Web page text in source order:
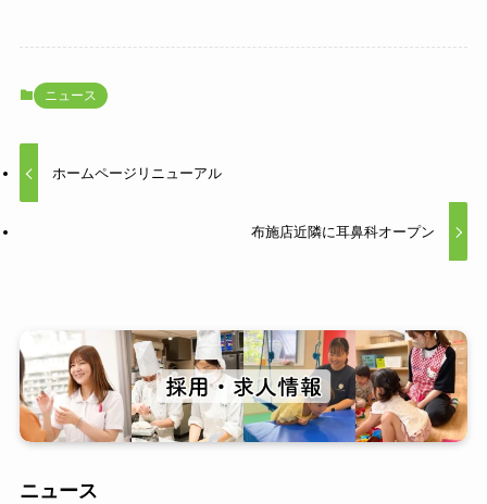
ニュース
ホームページリニューアル
布施店近隣に耳鼻科オープン
ニュース